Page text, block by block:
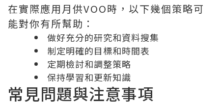
在實際應用月供VOO時，以下幾個策略可
能對你有所幫助：
做好充分的研究和資料搜集
制定明確的目標和時間表
定期檢討和調整策略
保持學習和更新知識
常見問題與注意事項